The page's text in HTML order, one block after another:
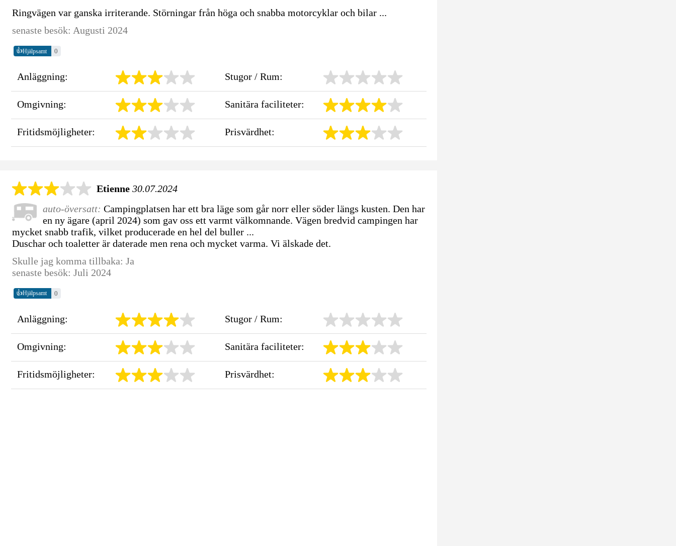
Ringvägen var ganska irriterande. Störningar från höga och snabba motorcyklar och bilar ...
senaste besök: Augusti 2024
👍Hjälpsamt 0
Anläggning:
Omgivning:
Fritidsmöjligheter:
Stugor / Rum:
Sanitära faciliteter:
Prisvärdhet:
Etienne 30.07.2024
auto-översatt: Campingplatsen har ett bra läge som går norr eller söder längs kusten. Den har
en ny ägare (april 2024) som gav oss ett varmt välkomnande. Vägen bredvid campingen har
mycket snabb trafik, vilket producerade en hel del buller ...
Duschar och toaletter är daterade men rena och mycket varma. Vi älskade det.
Skulle jag komma tillbaka: Ja
senaste besök: Juli 2024
👍Hjälpsamt 0
Anläggning:
Omgivning:
Fritidsmöjligheter:
Stugor / Rum:
Sanitära faciliteter:
Prisvärdhet: